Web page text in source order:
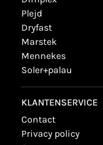
plejd
dryfast
marstek
mennekes
soler+palau
KLANTENSERVICE
contact
privacy policy